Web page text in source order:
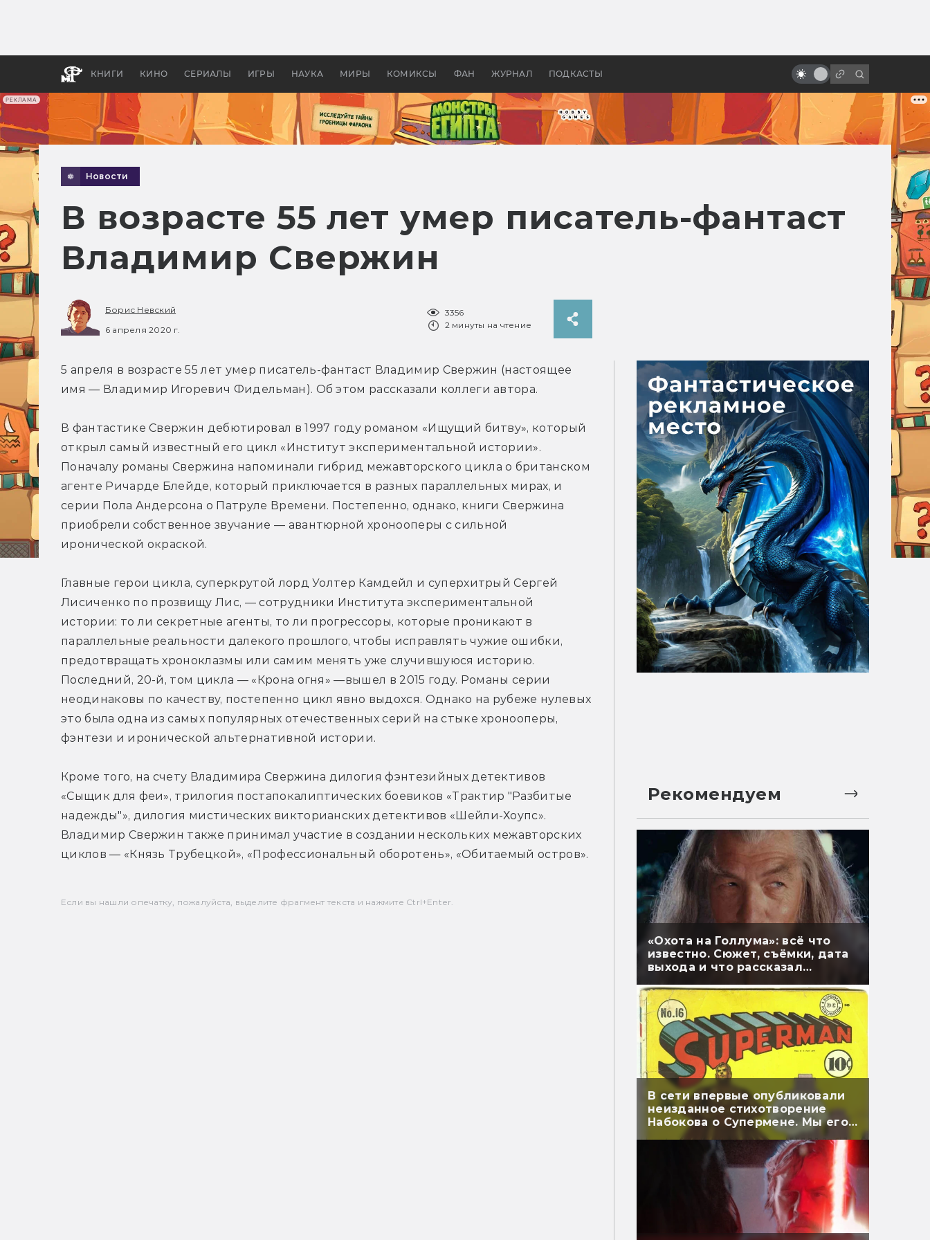
РЕКЛАМА
КНИГИ КИНО СЕРИАЛЫ ИГРЫ НАУКА МИРЫ КОМИКСЫ ФАН ЖУРНАЛ ПОДКАСТЫ
бы «Властелина колец»
Древней Грецией
ли он проверку временем?
Новости
В возрасте 55 лет умер писатель-фантаст
Владимир Свержин
Борис Невский
6 апреля 2020 г.
3356
2 минуты на чтение
5 апреля в возрасте 55 лет умер писатель-фантаст Владимир Свержин (настоящее
имя — Владимир Игоревич Фидельман). Об этом рассказали коллеги автора.
В фантастике Свержин дебютировал в 1997 году романом «Ищущий битву», который
открыл самый известный его цикл «Институт экспериментальной истории».
Поначалу романы Свержина напоминали гибрид межавторского цикла о британском
агенте Ричарде Блейде, который приключается в разных параллельных мирах, и
серии Пола Андерсона о Патруле Времени. Постепенно, однако, книги Свержина
приобрели собственное звучание — авантюрной хронооперы с сильной
иронической окраской.
Главные герои цикла, суперкрутой лорд Уолтер Камдейл и суперхитрый Сергей
Лисиченко по прозвищу Лис, — сотрудники Института экспериментальной
истории: то ли секретные агенты, то ли прогрессоры, которые проникают в
параллельные реальности далекого прошлого, чтобы исправлять чужие ошибки,
предотвращать хроноклазмы или самим менять уже случившуюся историю.
Последний, 20-й, том цикла — «Крона огня» —вышел в 2015 году. Романы серии
неодинаковы по качеству, постепенно цикл явно выдохся. Однако на рубеже нулевых
это была одна из самых популярных отечественных серий на стыке хронооперы,
фэнтези и иронической альтернативной истории.
Кроме того, на счету Владимира Свержина дилогия фэнтезийных детективов
«Сыщик для феи», трилогия постапокалиптических боевиков «Трактир "Разбитые
надежды"», дилогия мистических викторианских детективов «Шейли-Хоупс».
Владимир Свержин также принимал участие в создании нескольких межавторских
циклов — «Князь Трубецкой», «Профессиональный оборотень», «Обитаемый остров».
Если вы нашли опечатку, пожалуйста, выделите фрагмент текста и нажмите Ctrl+Enter.
Рекомендуем
«Охота на Голлума»: всё что
известно. Сюжет, съёмки, дата
выхода и что рассказал
В сети впервые опубликовали
неизданное стихотворение
Набокова о Супермене. Мы его
перевели